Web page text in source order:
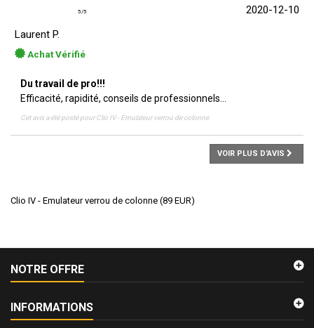
5/5
2020-12-10
Laurent P.
Achat Vérifié
Du travail de pro!!!
Efficacité, rapidité, conseils de professionnels...
Cet avis a été posté pourClio IV - Emulateur verrou de colonne
VOIR PLUS D'AVIS
Clio IV - Emulateur verrou de colonne (89 EUR)
NOTRE OFFRE
INFORMATIONS